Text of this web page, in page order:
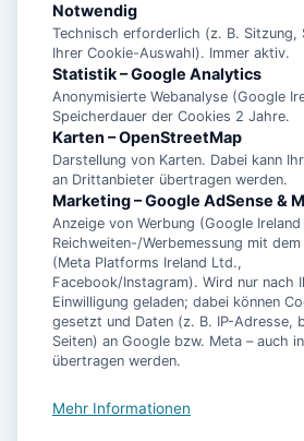
Notwendig
Technisch erforderlich (z. B. Sitzung,
Ihrer Cookie-Auswahl). Immer aktiv.
Statistik – Google Analytics
Anonymisierte Webanalyse (Google
Speicherdauer der Cookies 2 Jahre.
Karten – OpenStreetMap
Darstellung von Karten. Dabei kann
an Drittanbieter übertragen werden.
Marketing – Google AdSense &
Anzeige von Werbung (Google
Reichweiten-/Werbemessung mit dem
(Meta Platforms Ireland Ltd.,
Facebook/Instagram). Wird nur nach
Einwilligung geladen; dabei können
gesetzt und Daten (z. B. IP-Adresse,
Seiten) an Google bzw. Meta – auch
übertragen werden.
Mehr Informationen